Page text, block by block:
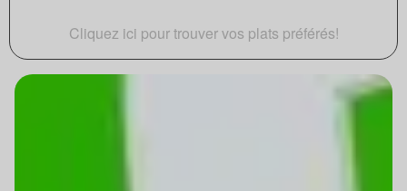
Cliquez ici pour trouver vos plats préférés!